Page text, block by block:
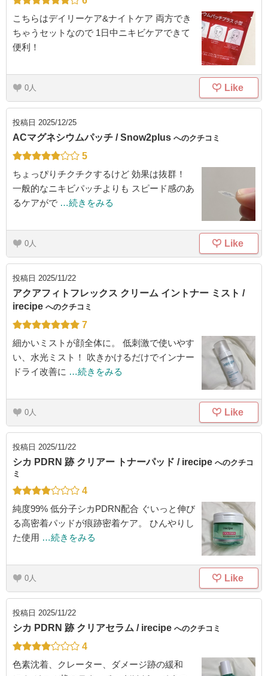
こちらはデイリーケア&ナイトケア 両方でき
ちゃうセットなので 1日中ニキビケアできて
便利！
0 Like
投稿日 2025/12/25
ACマグネシウムパッチ / Snow2plus へのクチコミ
5
ちょっぴりチクチクするけど 効果は抜群！
一般的なニキビパッチよりも スピード感のあ
るケアがで …続きをみる
0 Like
投稿日 2025/11/22
アクアフィトフレックス クリーム イントナー ミスト /
irecipe へのクチコミ
7
細かいミストが顔全体に。 低刺激で使いやす
い、水光ミスト！ 吹きかけるだけでインナー
ドライ改善に …続きをみる
0 Like
投稿日 2025/11/22
シカ PDRN 跡 クリアー トナーパッド / irecipe へのクチコ
ミ
4
純度99% 低分子シカPDRN配合 ぐいっと伸び
る高密着パッドが痕跡密着ケア。 ひんやりし
た使用 …続きをみる
0 Like
投稿日 2025/11/22
シカ PDRN 跡 クリアセラム / irecipe へのクチコミ
4
色素沈着、クレーター、ダメージ跡の緩和